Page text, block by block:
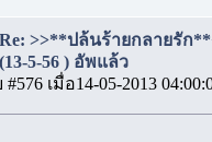
Re: >>**ปล้นร้ายกลายรัก
(13-5-56 ) อัพแล้ว
เมื่อ14-05-2013